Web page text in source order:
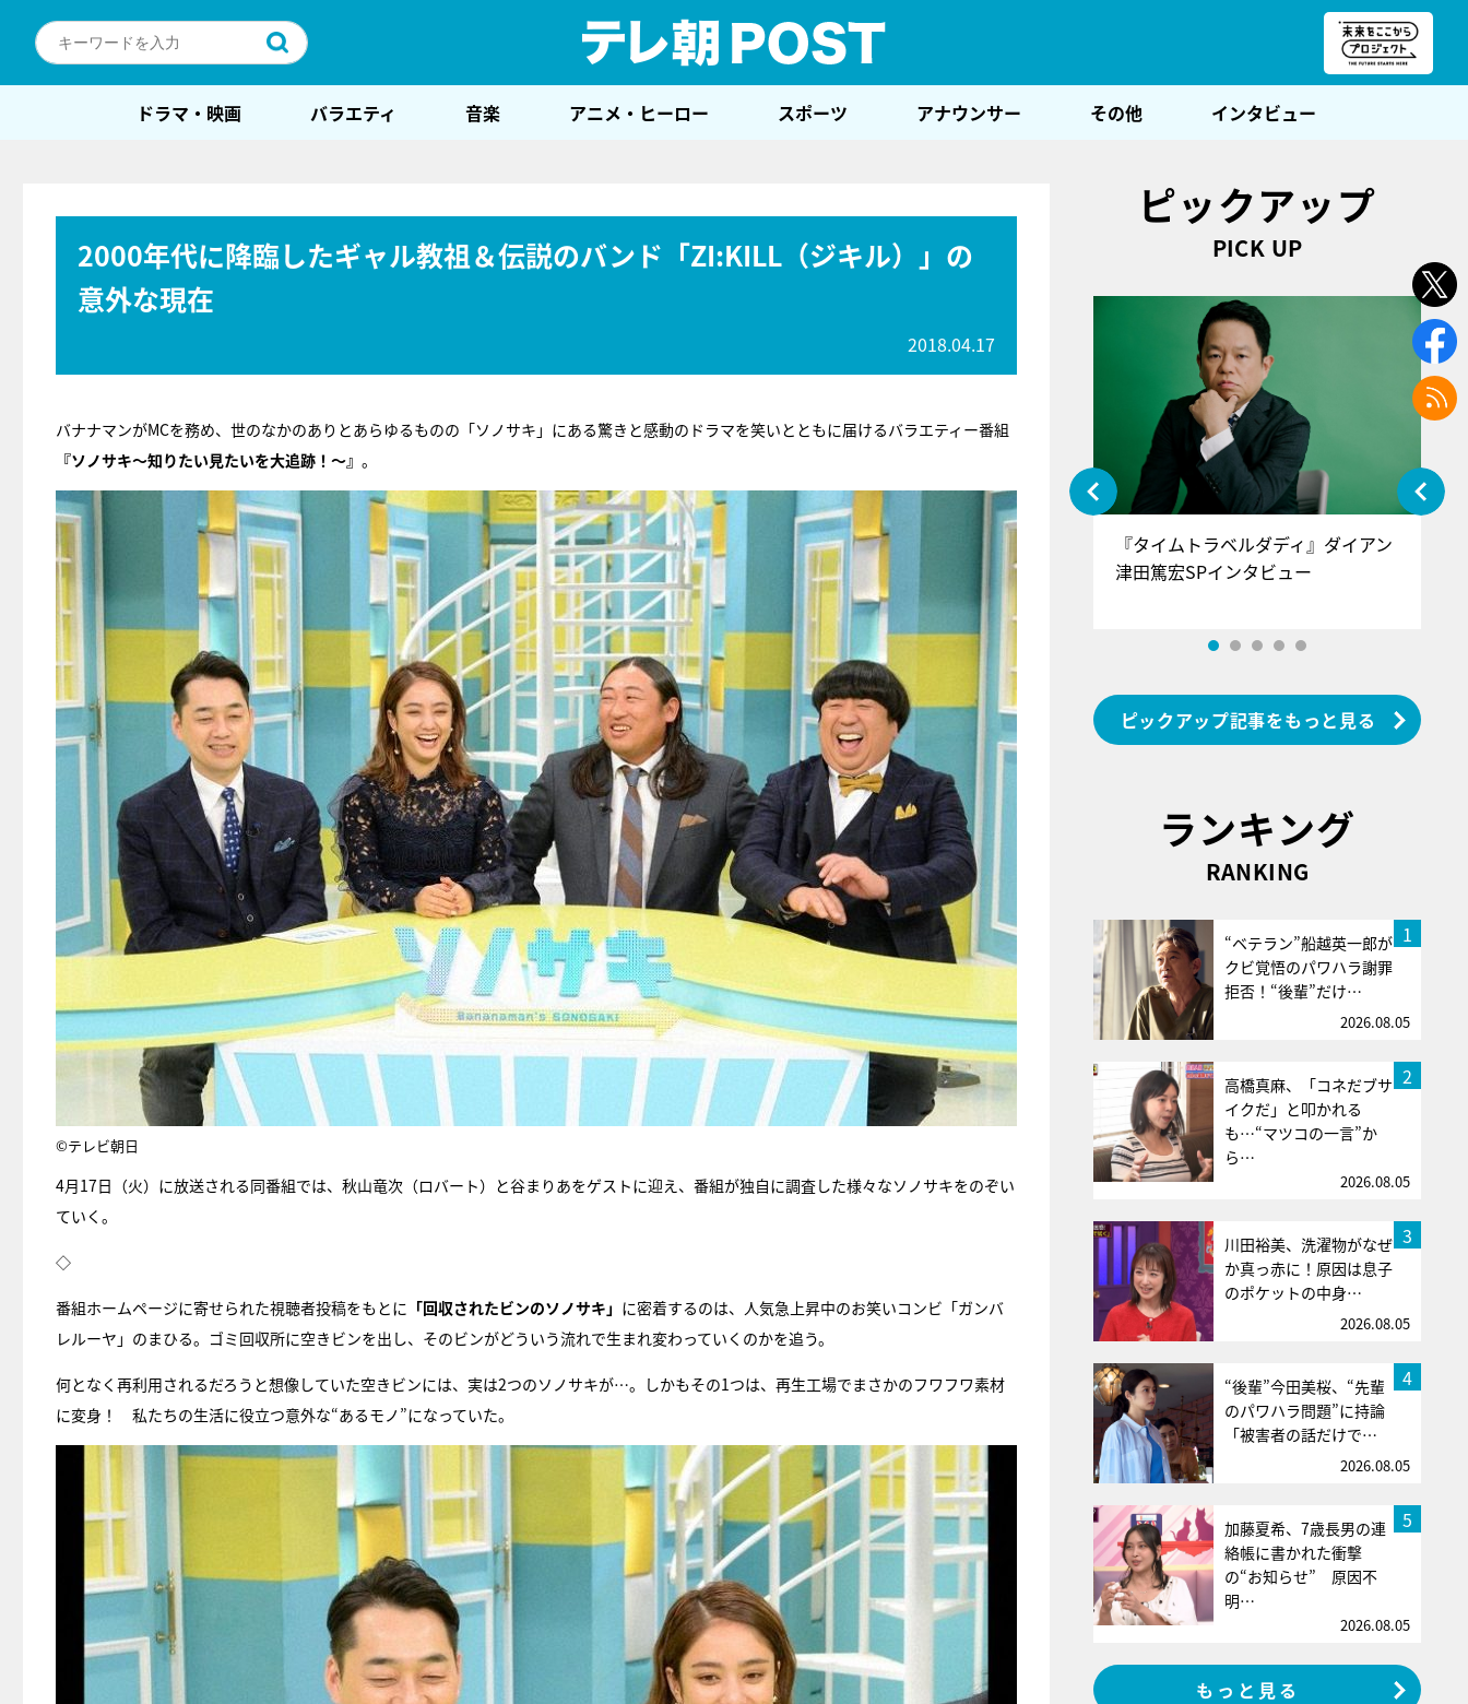
ドラマ・映画 バラエティ 音楽 アニメ・ヒーロー スポーツ アナウンサー その他 インタビュー
2000年代に降臨したギャル教祖＆伝説のバンド「ZI:KILL（ジキル）」の
意外な現在
2018.04.17
バナナマンがMCを務め、世のなかのありとあらゆるものの「ソノサキ」にある驚きと感動のドラマを笑いとともに届けるバラエティー番組
『ソノサキ～知りたい見たいを大追跡！～』 。
©テレビ朝日
4月17日（火）に放送される同番組では、秋山竜次（ロバート）と谷まりあをゲストに迎え、番組が独自に調査した様々なソノサキをのぞい
ていく。
◇
番組ホームページに寄せられた視聴者投稿をもとに 「回収されたビンのソノサキ」 に密着するのは、人気急上昇中のお笑いコンビ「ガンバ
レルーヤ」のまひる。ゴミ回収所に空きビンを出し、そのビンがどういう流れで生まれ変わっていくのかを追う。
何となく再利用されるだろうと想像していた空きビンには、実は2つのソノサキが…。しかもその1つは、再生工場でまさかのフワフワ素材
に変身！ 私たちの生活に役立つ意外な“あるモノ”になっていた。
ピックアップ
PICK UP
『アイ＝ラブ！げーみんぐ』＝LOV
E齋藤樹愛羅＆佐々木舞香SPインタ
ビュー
『タイムトラベルダディ』ダイアン
津田篤宏SPインタビュー
ピックアップ記事をもっと見る
ランキング
RANKING
1
“ベテラン”船越英一郎が
クビ覚悟のパワハラ謝罪
拒否！“後輩”だけ…
2026.08.05
2
高橋真麻、「コネだブサ
イクだ」と叩かれる
も…“マツコの一言”か
ら…
2026.08.05
3
川田裕美、洗濯物がなぜ
か真っ赤に！原因は息子
のポケットの中身…
2026.08.05
4
“後輩”今田美桜、“先輩
のパワハラ問題”に持論
「被害者の話だけで…
2026.08.05
5
加藤夏希、7歳長男の連
絡帳に書かれた衝撃
の“お知らせ” 原因不
明…
2026.08.05
もっと見る